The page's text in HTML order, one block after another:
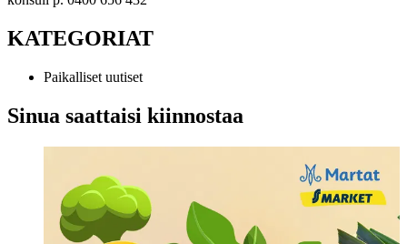
KATEGORIAT
Paikalliset uutiset
Sinua saattaisi kiinnostaa